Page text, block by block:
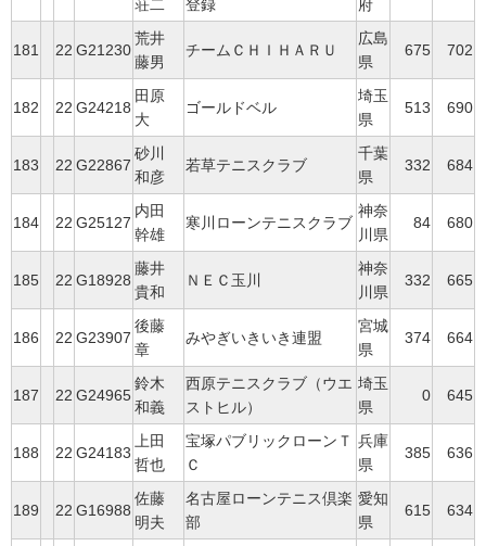
荘二
登録
府
181 22 G21230
荒井
藤男
チームＣＨＩＨＡＲＵ
広島
県
675 702
182 22 G24218
田原
大
ゴールドベル
埼玉
県
513 690
183 22 G22867
砂川
和彦
若草テニスクラブ
千葉
県
332 684
184 22 G25127
内田
幹雄
寒川ローンテニスクラブ
神奈
川県
84 680
185 22 G18928
藤井
貴和
ＮＥＣ玉川
神奈
川県
332 665
186 22 G23907
後藤
章
みやぎいきいき連盟
宮城
県
374 664
187 22 G24965
鈴木
和義
西原テニスクラブ（ウエ
ストヒル）
埼玉
県
0 645
188 22 G24183
上田
哲也
宝塚パブリックローンＴ
Ｃ
兵庫
県
385 636
189 22 G16988
佐藤
明夫
名古屋ローンテニス倶楽
部
愛知
県
615 634